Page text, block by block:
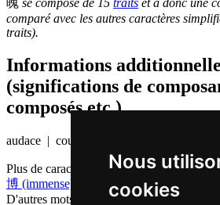
Nous
cookies
comparé avec les autres caractères
traits).
Informations
(significations de
composés etc.)
audace | courage
Plus de caractères qui se prononcentbok3
博 (immense)
搏 (lutte)
膊 (bras)
D'autres mots qui signifientâme en chinois